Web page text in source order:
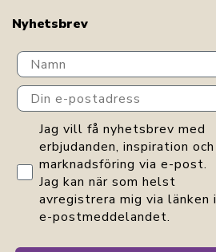
Nyhetsbrev
Navn
Din e-postadress
GDPR consent
Jag vill få nyhetsbrev med
erbjudanden, inspiration och
marknadsföring via e-post.
Jag kan när som helst
avregistrera mig via länken i
e-postmeddelandet.